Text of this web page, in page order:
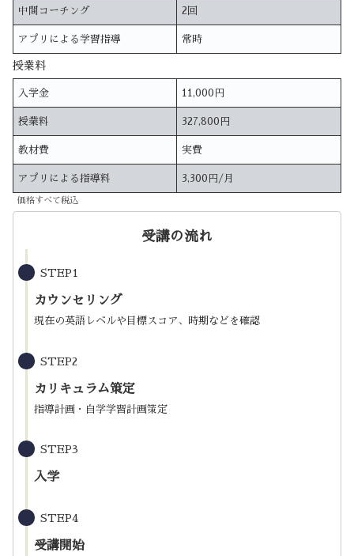
中間コーチング 2回
アプリによる学習指導 常時
授業料
入学金 11,000円
授業料 327,800円
教材費 実費
アプリによる指導料 3,300円/月
価格すべて税込
受講の流れ
STEP1
カウンセリング
現在の英語レベルや目標スコア、時期などを確認
STEP2
カリキュラム策定
指導計画・自学学習計画策定
STEP3
入学
STEP4
受講開始